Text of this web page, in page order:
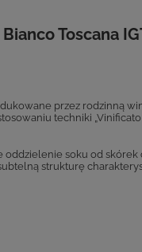
Toscana
przez rodzinną
techniki
oddzielenie soku od
strukturę